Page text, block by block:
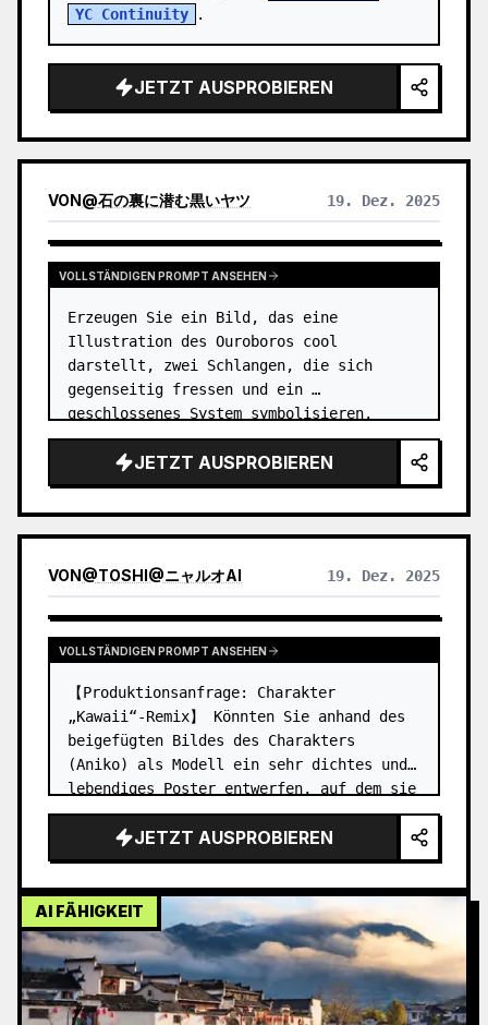
YC Continuity
.
JETZT AUSPROBIEREN
VON@石の裏に潜む黒いヤツ 19. Dez. 2025
VOLLSTÄNDIGEN PROMPT ANSEHEN
Erzeugen Sie ein Bild, das eine
Illustration des Ouroboros cool
darstellt, zwei Schlangen, die sich
gegenseitig fressen und ein
geschlossenes System symbolisieren.
JETZT AUSPROBIEREN
VON@TOSHI@ニャルオAI 19. Dez. 2025
VOLLSTÄNDIGEN PROMPT ANSEHEN
【Produktionsanfrage: Charakter
„Kawaii“-Remix】 Könnten Sie anhand des
beigefügten Bildes des Charakters
(Aniko) als Modell ein sehr dichtes und
lebendiges Poster entwerfen, auf dem sie
zu einer Harajuku-Modeikone geworden
ist? 【Ableitungen】 Outfit-Upgrade: Las…
JETZT AUSPROBIEREN
AI FÄHIGKEIT